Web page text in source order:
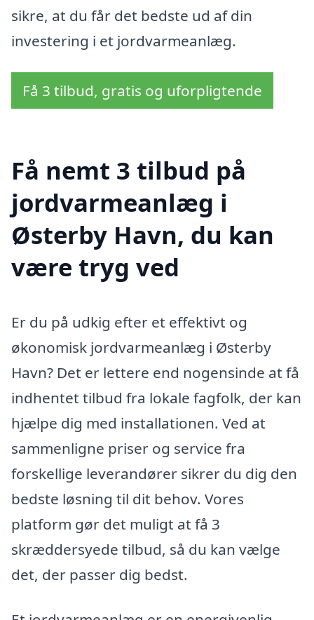
sikre, at du får det bedste ud af din
investering i et jordvarmeanlæg.
Få 3 tilbud, gratis og uforpligtende
Få nemt 3 tilbud på
jordvarmeanlæg i
Østerby Havn, du kan
være tryg ved
Er du på udkig efter et effektivt og
økonomisk jordvarmeanlæg i Østerby
Havn? Det er lettere end nogensinde at få
indhentet tilbud fra lokale fagfolk, der kan
hjælpe dig med installationen. Ved at
sammenligne priser og service fra
forskellige leverandører sikrer du dig den
bedste løsning til dit behov. Vores
platform gør det muligt at få 3
skræddersyede tilbud, så du kan vælge
det, der passer dig bedst.